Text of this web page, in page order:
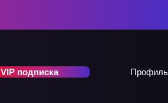
VIP подписка Профиль